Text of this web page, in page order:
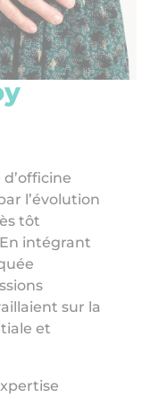
l’évolution
tôt
intégrant
sur la
et